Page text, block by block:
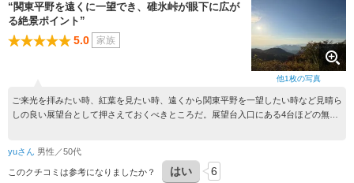
他1枚の写真
“関東平野を遠くに一望でき、碓氷峠が眼下に広が
る絶景ポイント”
5.0 家族
ご来光を拝みたい時、紅葉を見たい時、遠くから関東平野を一望したい時など見晴ら
しの良い展望台として押さえておくべきところだ。展望台入口にある4台ほどの無料
yuさん 男性／50代
このクチコミは参考になりましたか？ はい 6